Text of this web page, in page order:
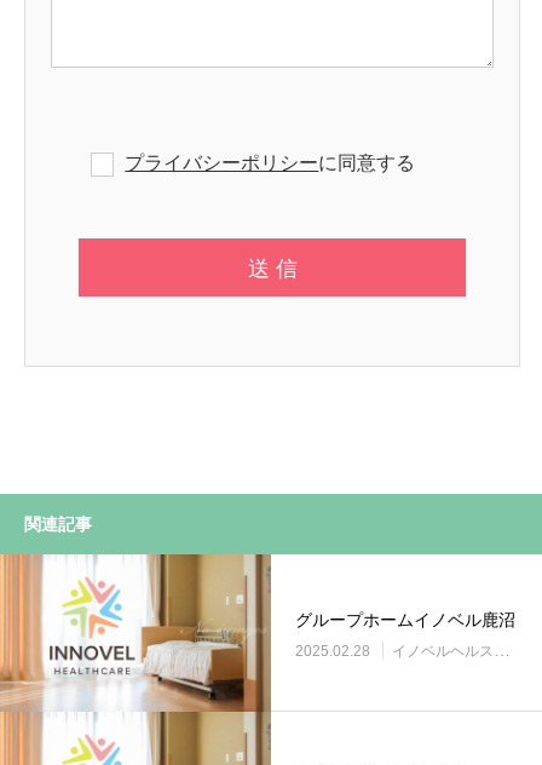
プライバシーポリシーに同意する
関連記事
グループホームイノベル鹿沼
2025.02.28 イノベルヘルスケア事業所